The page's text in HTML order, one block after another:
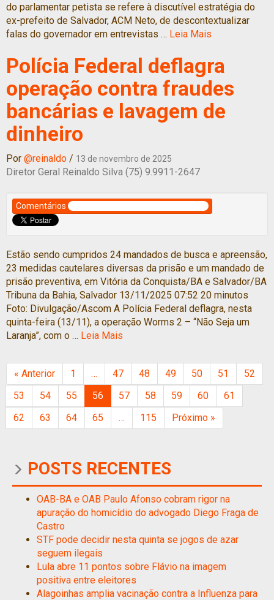
do parlamentar petista se refere à discutível estratégia do
ex-prefeito de Salvador, ACM Neto, de descontextualizar
falas do governador em entrevistas … Leia Mais
Polícia Federal deflagra
operação contra fraudes
bancárias e lavagem de
dinheiro
Por @reinaldo / 13 de novembro de 2025
Diretor Geral Reinaldo Silva (75) 9.9911-2647
Comentários
Estão sendo cumpridos 24 mandados de busca e apreensão,
23 medidas cautelares diversas da prisão e um mandado de
prisão preventiva, em Vitória da Conquista/BA e Salvador/BA
Tribuna da Bahia, Salvador 13/11/2025 07:52 20 minutos
Foto: Divulgação/Ascom A Polícia Federal deflagra, nesta
quinta-feira (13/11), a operação Worms 2 – “Não Seja um
Laranja”, com o … Leia Mais
« Anterior 1 … 47 48 49 50 51
52
53
54 55 56 57 58 59 60
61
62
63 64 65 … 115 Próximo »
POSTS RECENTES
OAB-BA e OAB Paulo Afonso cobram rigor na
apuração do homicídio do advogado Diego Fraga de
Castro
STF pode decidir nesta quinta se jogos de azar
seguem ilegais
Lula abre 11 pontos sobre Flávio na imagem
positiva entre eleitores
Alagoinhas amplia vacinação contra a Influenza para